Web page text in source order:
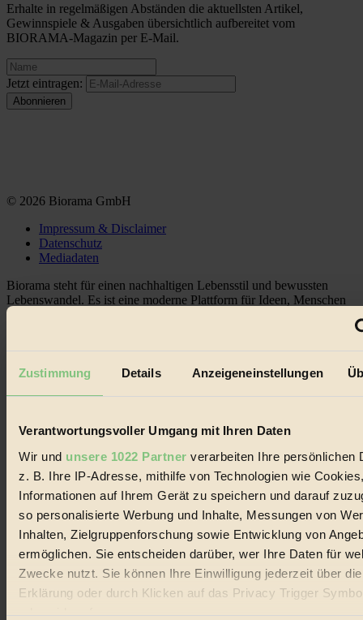
Zustimmung Details Anzeigeneinstellungen
Verantwortungsvoller Umgang mit Ihren Daten
Wir und unsere 1022 Partner verarbeiten Ihre persönlichen
z. B. Ihre IP-Adresse, mithilfe von Technologien wie
Informationen auf Ihrem Gerät zu speichern und darauf
so personalisierte Werbung und Inhalte, Messungen von
Inhalten, Zielgruppenforschung sowie Entwicklung von
ermöglichen. Sie entscheiden darüber, wer Ihre Daten für
Zwecke nutzt. Sie können Ihre Einwilligung jederzeit über
Erklärung oder durch Klicken auf das Privacy Trigger
oder widerrufen
Erhalte in regelmäßigen Abständen die aktuellsten Artikel,
Gewinnspiele & Ausgaben übersichtlich aufbereitet vom
BIORAMA-Magazin per E-Mail.
Jetzt eintragen:
© 2026 Biorama GmbH
Impressum & Disclaimer
Datenschutz
Mediadaten
Biorama steht für einen nachhaltigen Lebensstil und bewussten
Lebenswandel. Es ist eine moderne Plattform für Ideen, Menschen
und Produkte, ein Leitfaden im schnell wachsenden Markt des
Social Media
3.415 Follower auf Twitter
Themen
Bio
Nachhaltigkeit